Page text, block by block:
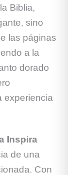
Biblia,
sino
las páginas
a la
dorado
experiencia
Inspira
de una
Con